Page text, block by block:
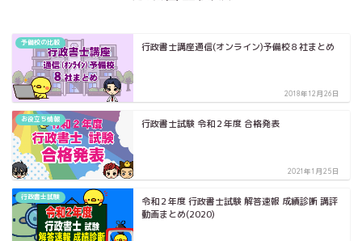
予備校の比較 行政書士講座通信(オンライン)予備校８社まとめ
2018年12月26日
お役立ち情報 行政書士試験 令和２年度 合格発表
2021年1月25日
行政書士試験
令和２年度 行政書士試験 解答速報 成績診断 講評
動画まとめ(2020)